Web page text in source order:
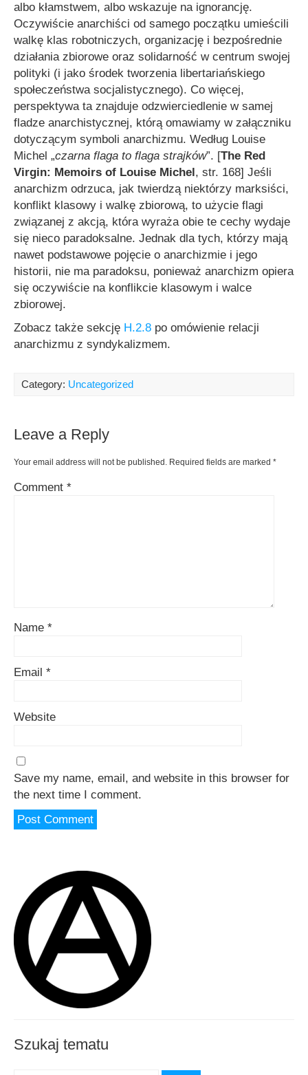
albo kłamstwem, albo wskazuje na ignorancję.
Oczywiście anarchiści od samego początku umieścili
walkę klas robotniczych, organizację i bezpośrednie
działania zbiorowe oraz solidarność w centrum swojej
polityki (i jako środek tworzenia libertariańskiego
społeczeństwa socjalistycznego). Co więcej,
perspektywa ta znajduje odzwierciedlenie w samej
fladze anarchistycznej, którą omawiamy w załączniku
dotyczącym symboli anarchizmu. Według Louise
Michel „czarna flaga to flaga strajków”. [The Red
Virgin: Memoirs of Louise Michel, str. 168] Jeśli
anarchizm odrzuca, jak twierdzą niektórzy marksiści,
konflikt klasowy i walkę zbiorową, to użycie flagi
związanej z akcją, która wyraża obie te cechy wydaje
się nieco paradoksalne. Jednak dla tych, którzy mają
nawet podstawowe pojęcie o anarchizmie i jego
historii, nie ma paradoksu, ponieważ anarchizm opiera
się oczywiście na konflikcie klasowym i walce
zbiorowej.
Zobacz także sekcję H.2.8 po omówienie relacji
anarchizmu z syndykalizmem.
Category: Uncategorized
Leave a Reply
Your email address will not be published. Required fields are marked *
Comment *
Name *
Email *
Website
Save my name, email, and website in this browser for
the next time I comment.
Szukaj tematu